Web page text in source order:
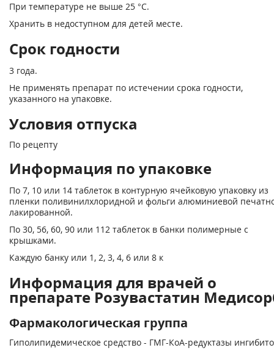
При температуре не выше 25 °С.
Хранить в недоступном для детей месте.
Срок годности
3 года.
Не применять препарат по истечении срока годности,
указанного на упаковке.
Условия отпуска
По рецепту
Информация по упаковке
По 7, 10 или 14 таблеток в контурную ячейковую упаковку из
пленки поливинилхлоридной и фольги алюминиевой
лакированной.
По 30, 56, 60, 90 или 112 таблеток в банки полимерные с
крышками.
Каждую банку или 1, 2, 3, 4, 6 или 8 к
Информация для врачей о
препарате Розувастатин
Фармакологическая группа
Гиполипидемическое средство - ГМГ-КоА-редуктазы